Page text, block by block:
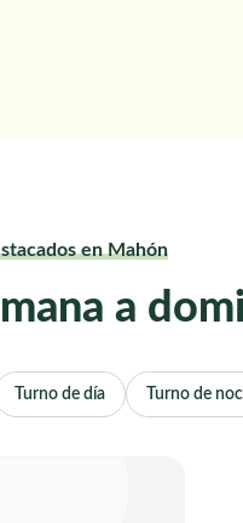
en Mahón
a
Turno de día Turno de